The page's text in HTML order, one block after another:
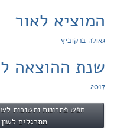
המוציא לאור
גאולה ברקוביץ
שנת ההוצאה
2017
חפש פתרונות ותשובות
מתרגלים